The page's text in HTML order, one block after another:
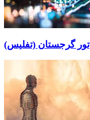
تور گرجستان (تفلیس)